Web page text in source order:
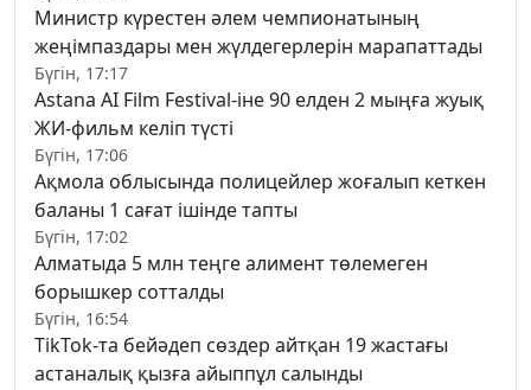
Министр күрестен әлем чемпионатының
жеңімпаздары мен жүлдегерлерін марапаттады
Бүгін, 17:17
Astana AI Film Festival-іне 90 елден 2 мыңға жуық
ЖИ-фильм келіп түсті
Бүгін, 17:06
Ақмола облысында полицейлер жоғалып кеткен
баланы 1 сағат ішінде тапты
Бүгін, 17:02
Алматыда 5 млн теңге алимент төлемеген
борышкер сотталды
Бүгін, 16:54
TikTok-та бейәдеп сөздер айтқан 19 жастағы
астаналық қызға айыппұл салынды